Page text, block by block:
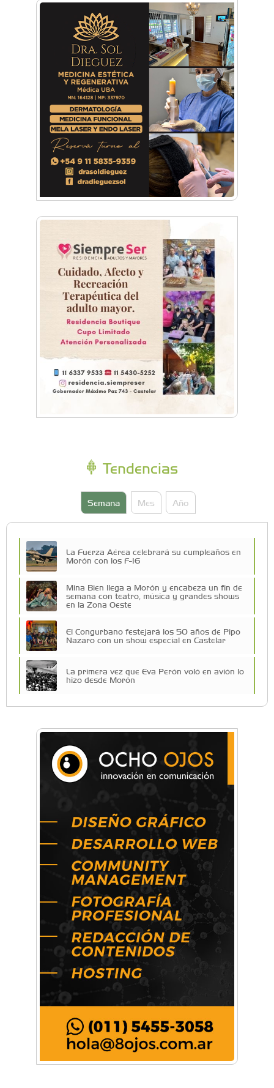
Tendencias
Semana Mes Año
La Fuerza Aérea celebrará su cumpleaños en
Morón con los F-16
Mina Bien llega a Morón y encabeza un fin de
semana con teatro, música y grandes shows
en la Zona Oeste
El Congurbano festejará los 50 años de Pipo
Nazaro con un show especial en Castelar
La primera vez que Eva Perón voló en avión lo
hizo desde Morón
Mariana Croce: "Hoy las empresas necesitan
un asesoramiento integral para crecer con
seguridad"
Música, teatro, yoga, danza y mucho más:
Conocé todos los talleres para aprender y